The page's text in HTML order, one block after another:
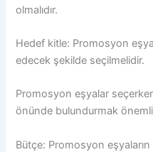
olmalıdır.
Hedef kitle: Promosyon
edecek şekilde seçilmelidir.
Promosyon eşyalar
önünde bulundurmak
Bütçe: Promosyon